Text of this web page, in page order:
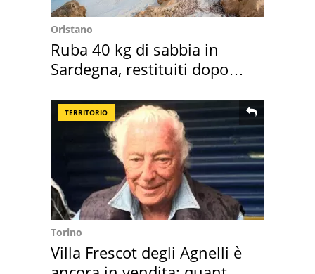
Oristano
Ruba 40 kg di sabbia in
Sardegna, restituiti dopo
TERRITORIO
Torino
Villa Frescot degli Agnelli è